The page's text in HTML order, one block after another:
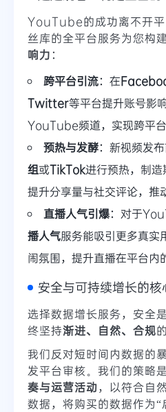
YouTube的成功离不开
丝库的全平台服务为您构建
响力 ：
跨平台引流：在
Twitter等平台提升账号影
YouTube频道，实现跨平台
预热与发酵：新视频发
组或TikTok进行预热，制
提升分享量与社交评论，推
直播人气引爆：对于
播人气服务能吸引更多真实
闹氛围，提升直播在平台内
安全与可持续增长的核
选择数据增长服务，安全
终坚持渐进、自然、合规
我们反对短时间内数据的
发平台审核。我们的策略是
奏与运营活动，以符合自
数据，将购买的数据作为